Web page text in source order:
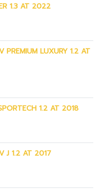
1.3 AT 2022
PREMIUM LUXURY 1.2 AT
1.2 AT 2018
J 1.2 AT 2017